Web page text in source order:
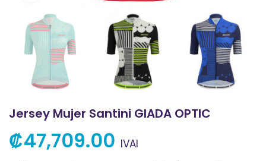
Jersey Mujer Santini GIADA OPTIC
₡47,709.00 IVAI